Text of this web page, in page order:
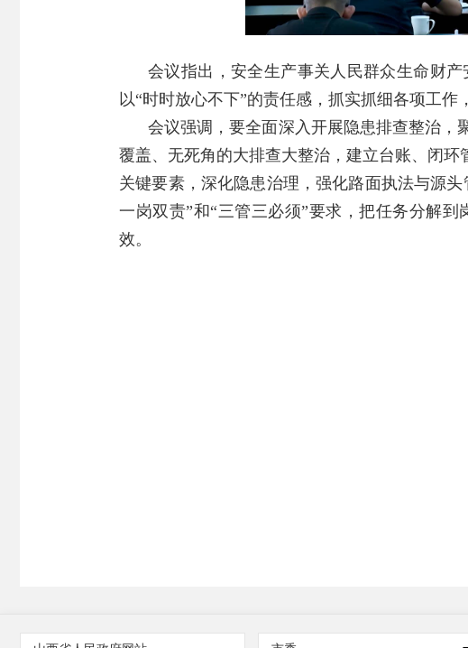
会议指出，安全生产事关人民群众生命财
以“时时放心不下”的责任感，抓实抓细各项工作
会议强调，要全面深入开展隐患排查整治，
覆盖、无死角的大排查大整治，建立台账、闭
关键要素，深化隐患治理，强化路面执法与源
一岗双责”和“三管三必须”要求，把任务分解
效。